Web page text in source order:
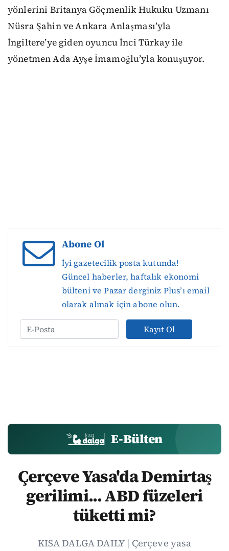
yönlerini Britanya Göçmenlik Hukuku Uzmanı
Nüsra Şahin ve Ankara Anlaşması’yla
İngiltere’ye giden oyuncu İnci Türkay ile
yönetmen Ada Ayşe İmamoğlu’yla konuşuyor.
Abone Ol
İyi gazetecilik posta kutunda!
Güncel haberler, haftalık ekonomi
bülteni ve Pazar derginiz Plus’ı email
olarak almak için abone olun.
Kayıt Ol
E-Bülten
Çerçeve Yasa'da Demirtaş
gerilimi... ABD füzeleri
tüketti mi?
KISA DALGA DAILY | Çerçeve yasa